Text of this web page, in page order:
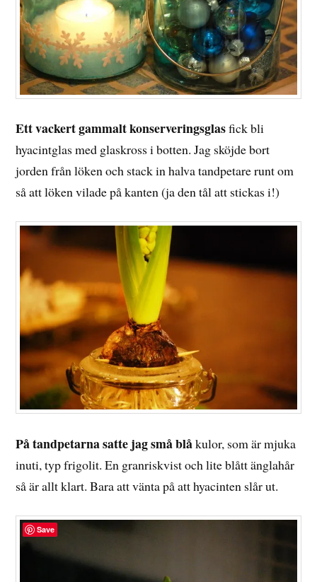
Ett vackert gammalt konserveringsglasfick bli
hyacintglas med glaskross i botten. Jag sköjde bort
jorden från löken och stack in halva tandpetare runt om
så att löken vilade på kanten (ja den tål att stickas i!)
På tandpetarna satte jag små blåkulor, som är mjuka
inuti, typ frigolit. En granriskvist och lite blått änglahår
så är allt klart. Bara att vänta på att hyacinten slår ut.
Save